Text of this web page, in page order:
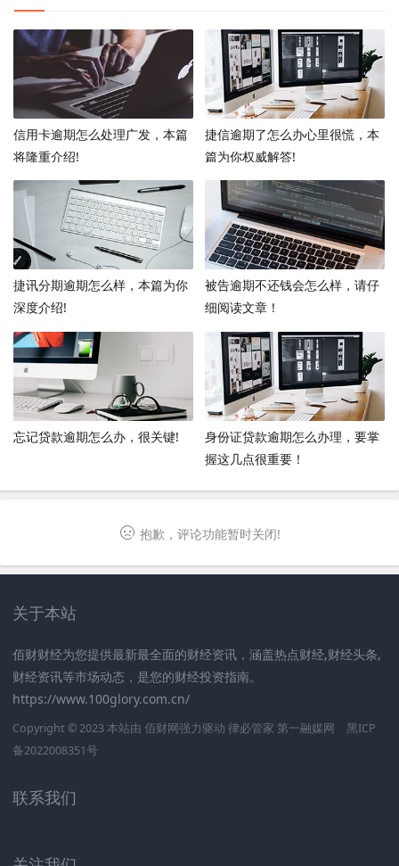
信用卡逾期怎么处理广发，本篇
将隆重介绍!
捷信逾期了怎么办心里很慌，本
篇为你权威解答!
捷讯分期逾期怎么样，本篇为你
深度介绍!
被告逾期不还钱会怎么样，请仔
细阅读文章！
忘记贷款逾期怎么办，很关键!
身份证贷款逾期怎么办理，要掌
握这几点很重要！
抱歉，评论功能暂时关闭!
关于本站
佰财财经为您提供最新最全面的财经资讯，涵盖热点财经,财经头条,
财经资讯等市场动态，是您的财经投资指南。
https://www.100glory.com.cn/
Copyright © 2023 本站由 佰财网强力驱动 律必管家 第一融媒网
黑ICP
备2022008351号
联系我们